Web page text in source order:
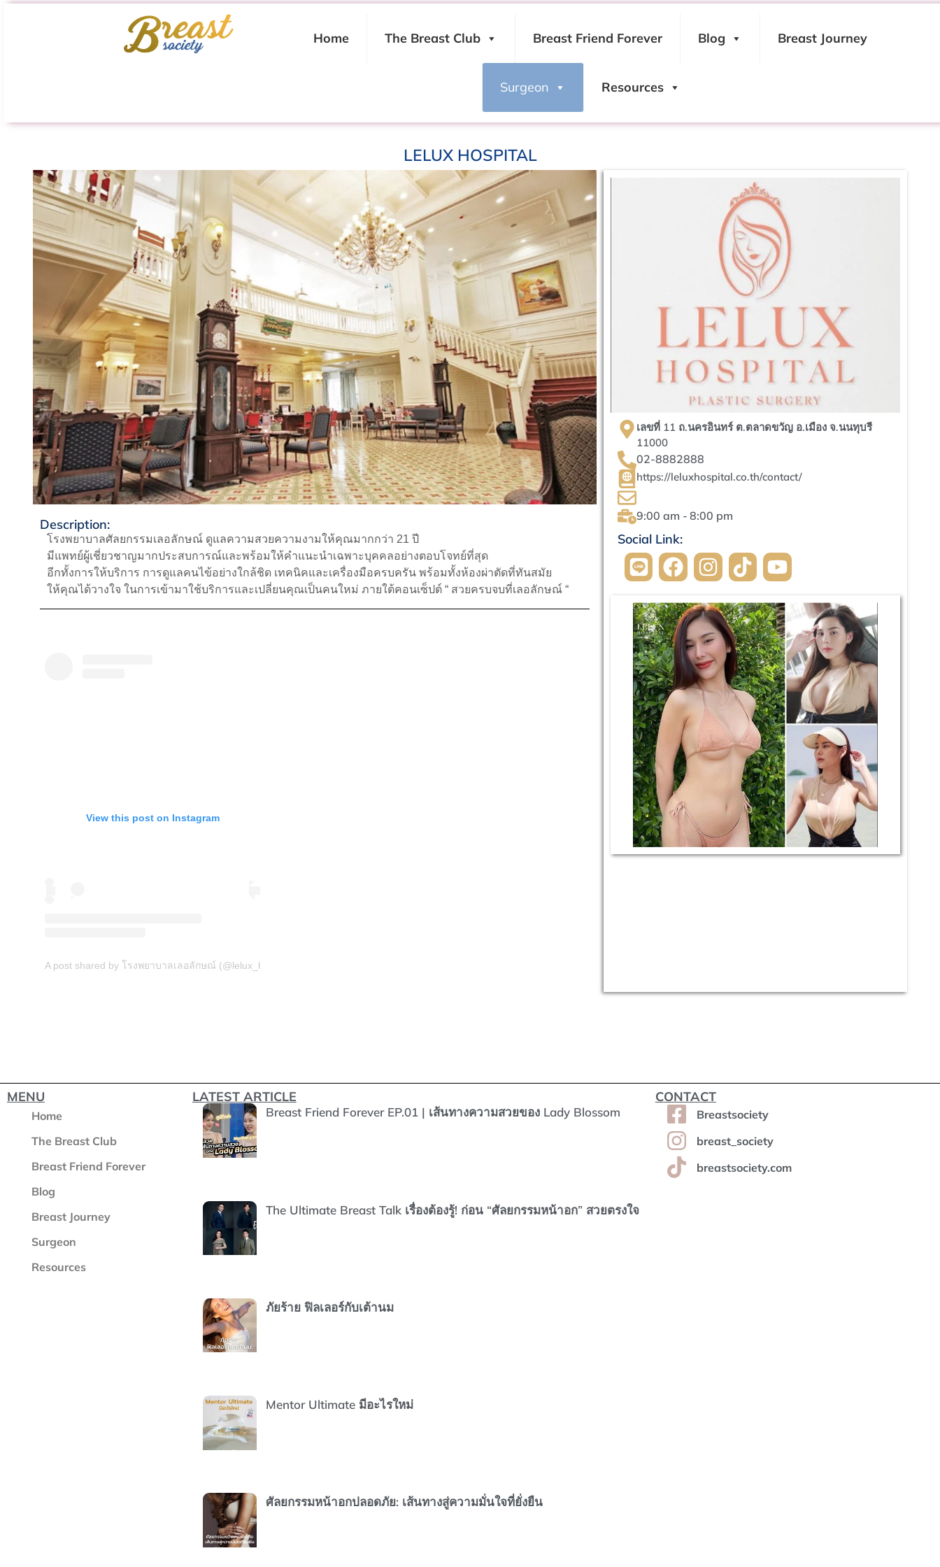
Home The Breast Club Breast Friend Forever Blog Breast Journey
Surgeon Resources
LELUX HOSPITAL
Description:
โรงพยาบาลศัลยกรรมเลอลักษณ์ ดูแลความสวยความงามให้คุณมากกว่า 21 ปี
มีแพทย์ผู้เชี่ยวชาญมากประสบการณ์และพร้อมให้คำแนะนำเฉพาะบุคคลอย่างตอบโจทย์ที่สุด
อีกทั้งการให้บริการ การดูแลคนไข้อย่างใกล้ชิด เทคนิคและเครื่องมือครบครัน พร้อมทั้งห้องผ่าตัดที่ทันสมัย
ให้คุณได้วางใจ ในการเข้ามาใช้บริการและเปลี่ยนคุณเป็นคนใหม่ ภายใต้คอนเซ็ปต์ “ สวยครบจบที่เลอลักษณ์ “
View this post on Instagram
A post shared by โรงพยาบาลเลอลักษณ์ (@lelux_hospital)
เลขที่ 11 ถ.นครอินทร์ ต.ตลาดขวัญ อ.เมือง จ.นนทุบรี
11000
02-8882888
https://leluxhospital.co.th/contact/
9:00 am - 8:00 pm
Social Link:
MENU
Home
The Breast Club
Breast Friend Forever
Blog
Breast Journey
Surgeon
Resources
LATEST ARTICLE
Breast Friend Forever EP.01 | เส้นทางความสวยของ Lady Blossom
The Ultimate Breast Talk เรื่องต้องรู้! ก่อน “ศัลยกรรมหน้าอก” สวยตรงใจ
ภัยร้าย ฟิลเลอร์กับเต้านม
Mentor Ultimate มีอะไรใหม่
ศัลยกรรมหน้าอกปลอดภัย: เส้นทางสู่ความมั่นใจที่ยั่งยืน
CONTACT
Breastsociety
breast_society
breastsociety.com